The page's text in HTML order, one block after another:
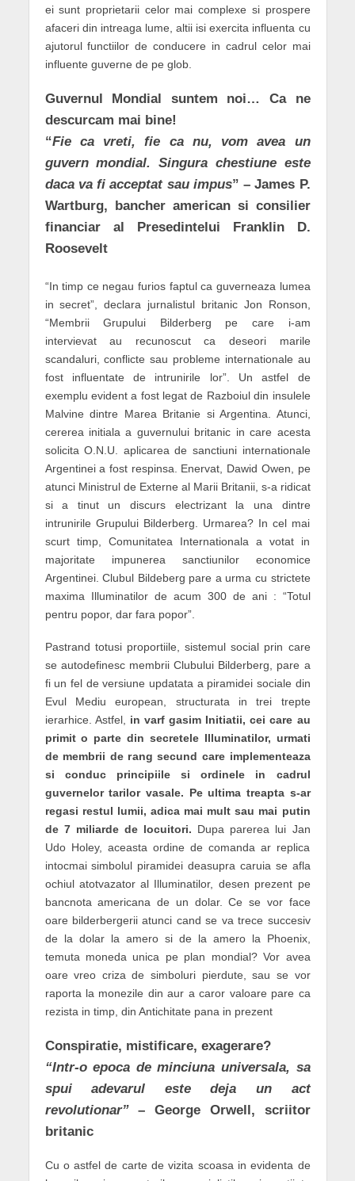
ei sunt proprietarii celor mai complexe si prospere
afaceri din intreaga lume, altii isi exercita influenta cu
ajutorul functiilor de conducere in cadrul celor mai
influente guverne de pe glob.
Guvernul Mondial suntem noi… Ca ne
descurcam mai bine!
“Fie ca vreti, fie ca nu, vom avea un
guvern mondial. Singura chestiune este
daca va fi acceptat sau impus” – James P.
Wartburg, bancher american si consilier
financiar al Presedintelui Franklin D.
Roosevelt
“In timp ce negau furios faptul ca guverneaza lumea
in secret”, declara jurnalistul britanic Jon Ronson,
“Membrii Grupului Bilderberg pe care i-am
intervievat au recunoscut ca deseori marile
scandaluri, conflicte sau probleme internationale au
fost influentate de intrunirile lor”. Un astfel de
exemplu evident a fost legat de Razboiul din insulele
Malvine dintre Marea Britanie si Argentina. Atunci,
cererea initiala a guvernului britanic in care acesta
solicita O.N.U. aplicarea de sanctiuni internationale
Argentinei a fost respinsa. Enervat, Dawid Owen, pe
atunci Ministrul de Externe al Marii Britanii, s-a ridicat
si a tinut un discurs electrizant la una dintre
intrunirile Grupului Bilderberg. Urmarea? In cel mai
scurt timp, Comunitatea Internationala a votat in
majoritate impunerea sanctiunilor economice
Argentinei. Clubul Bildeberg pare a urma cu strictete
maxima Illuminatilor de acum 300 de ani : “Totul
pentru popor, dar fara popor”.
Pastrand totusi proportiile, sistemul social prin care
se autodefinesc membrii Clubului Bilderberg, pare a
fi un fel de versiune updatata a piramidei sociale din
Evul Mediu european, structurata in trei trepte
ierarhice. Astfel,
in varf gasim Initiatii, cei care au
primit o parte din secretele Illuminatilor, urmati
de membrii de rang secund care implementeaza
si conduc principiile si ordinele in cadrul
guvernelor tarilor vasale. Pe ultima treapta s-ar
regasi restul lumii, adica mai mult sau mai putin
de 7 miliarde de locuitori. Dupa parerea lui Jan
Udo Holey, aceasta ordine de comanda ar replica
intocmai simbolul piramidei deasupra caruia se afla
ochiul atotvazator al Illuminatilor, desen prezent pe
bancnota americana de un dolar. Ce se vor face
oare bilderbergerii atunci cand se va trece succesiv
de la dolar la amero si de la amero la Phoenix,
temuta moneda unica pe plan mondial? Vor avea
oare vreo criza de simboluri pierdute, sau se vor
raporta la monezile din aur a caror valoare pare ca
rezista in timp, din Antichitate pana in prezent
Conspiratie, mistificare, exagerare?
“Intr-o epoca de minciuna universala, sa
spui adevarul este deja un act
revolutionar”– George Orwell, scriitor
britanic
Cu o astfel de carte de vizita scoasa in evidenta de